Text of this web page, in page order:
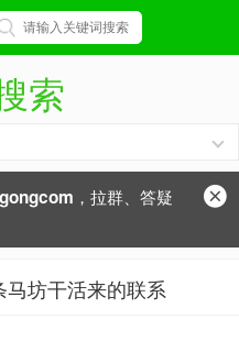
索
，拉群、答疑
坊干活来的联系